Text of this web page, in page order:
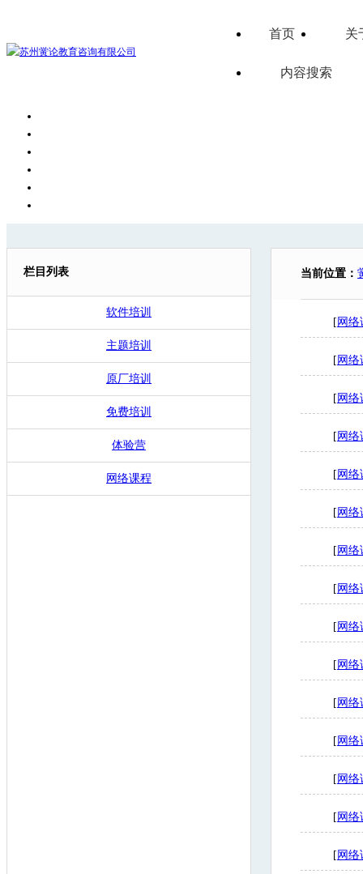
首页 关
内容搜索
栏目列表
软件培训
主题培训
原厂培训
免费培训
体验营
网络课程
当前位置：
[ 网络
[ 网络
[ 网络
[ 网络
[ 网络
[ 网络
[ 网络
[ 网络
[ 网络
[ 网络
[ 网络
[ 网络
[ 网络
[ 网络
[ 网络